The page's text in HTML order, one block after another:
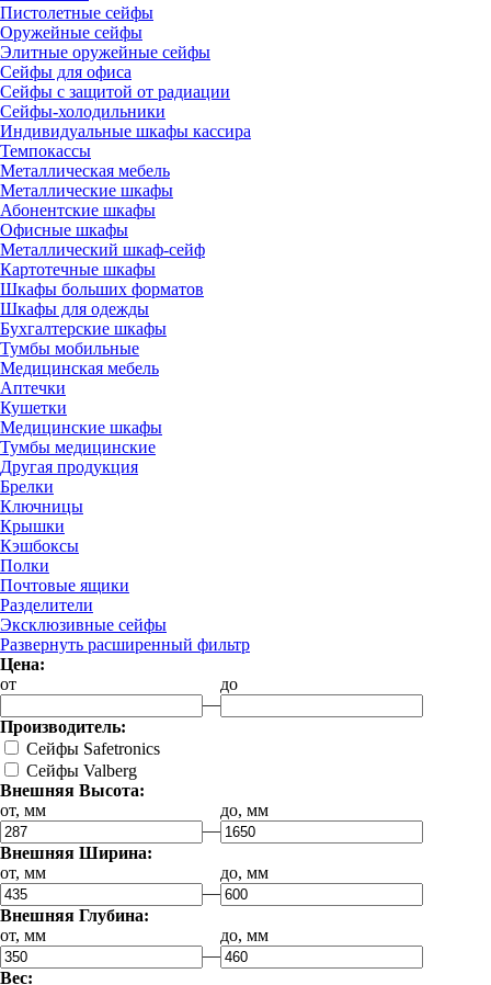
Пистолетные сейфы
Оружейные сейфы
Элитные оружейные сейфы
Сейфы для офиса
Сейфы с защитой от радиации
Сейфы-холодильники
Индивидуальные шкафы кассира
Темпокассы
Металлическая мебель
Металлические шкафы
Абонентские шкафы
Офисные шкафы
Металлический шкаф-сейф
Картотечные шкафы
Шкафы больших форматов
Шкафы для одежды
Бухгалтерские шкафы
Тумбы мобильные
Медицинская мебель
Аптечки
Кушетки
Медицинские шкафы
Тумбы медицинские
Другая продукция
Брелки
Ключницы
Крышки
Кэшбоксы
Полки
Почтовые ящики
Разделители
Эксклюзивные сейфы
Развернуть расширенный фильтр
Цена:
от
до
—
Производитель:
Сейфы Safetronics
Сейфы Valberg
Внешняя Высота:
от, мм
до, мм
—
Внешняя Ширина:
от, мм
до, мм
—
Внешняя Глубина:
от, мм
до, мм
—
Вес: